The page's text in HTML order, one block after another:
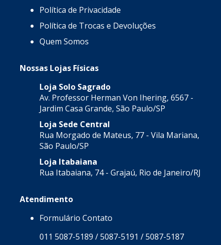
Política de Privacidade
Política de Trocas e Devoluções
Quem Somos
Nossas Lojas Físicas
Loja Solo Sagrado
Av. Professor Herman Von Ihering, 6567 -
Jardim Casa Grande, São Paulo/SP
Loja Sede Central
Rua Morgado de Mateus, 77 - Vila Mariana,
São Paulo/SP
Loja Itabaiana
Rua Itabaiana, 74 - Grajaú, Rio de Janeiro/RJ
Atendimento
Formulário Contato
011 5087-5189 / 5087-5191 / 5087-5187